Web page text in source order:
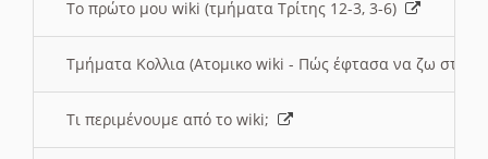
Το πρώτο μου wiki (τμήματα Τρίτης 12-3, 3-6)
Τμήματα Κολλια (Ατομικο wiki - Πώς έφτασα να ζω στην
Τι περιμένουμε από το wiki;